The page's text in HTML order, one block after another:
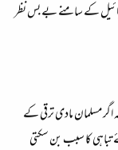
کے سامنے بے بس نظر
مسلمان مادی ترقی کے
تباہی کا سبب بن سکتی